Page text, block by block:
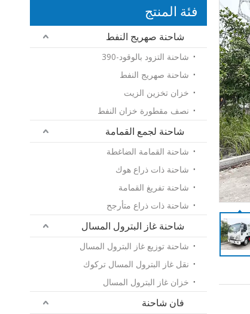
فئة المنتج
شاحنة صهريج النفط
شاحنة التزود بالوقود-390
شاحنة صهريج النفط
خزان تخزين الزيت
نصف مقطورة خزان النفط
شاحنة لجمع القمامة
شاحنة القمامة الضاغطة
شاحنة ذات ذراع هوك
شاحنة تفريغ القمامة
شاحنة ذات ذراع متأرجح
شاحنة غاز البترول المسال
شاحنة توزيع غاز البترول المسال
نقل غاز البترول المسال تركوك
خزان غاز البترول المسال
فان شاحنة